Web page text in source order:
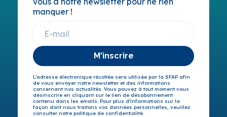
manquer !
M'inscrire
L’adresse électronique récoltée sera utilisée par la SFAP afin
de vous envoyer notre newsletter et des informations
concernant nos actualités. Vous pouvez à tout moment vous
désinscrire en cliquant sur le lien de désabonnement
contenu dans les emails. Pour plus d’informations sur la
façon dont nous traitons vos données personnelles, veuillez
consulter notre politique de confidentialité.